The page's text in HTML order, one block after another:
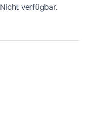
Nicht verfügbar.